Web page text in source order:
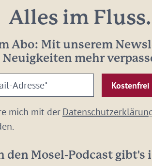
Alles im
Abo: Mit unserem
Neuigkeiten mehr
mich mit der
den Mosel-Podcast gibt's